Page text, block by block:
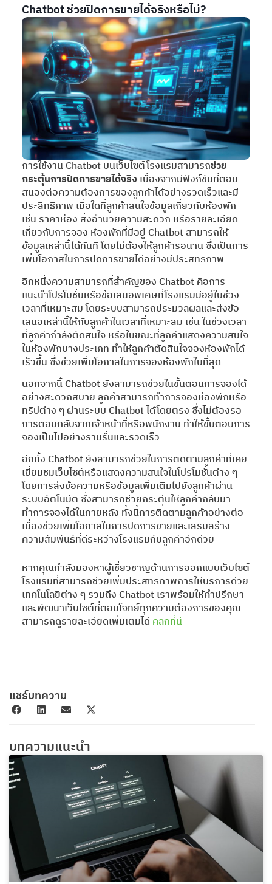
Chatbot ช่วยปิดการขายได้จริงหรือไม่?
การใช้งาน Chatbot บนเว็บไซต์โรงแรมสามารถช่วย
กระตุ้นการปิดการขายได้จริงเนื่องจากมีฟังก์ชันที่ตอบ
สนองต่อความต้องการของลูกค้าได้อย่างรวดเร็วและมี
ประสิทธิภาพ เมื่อใดที่ลูกค้าสนใจข้อมูลเกี่ยวกับห้องพัก
เช่น ราคาห้อง สิ่งอำนวยความสะดวก หรือรายละเอียด
เกี่ยวกับการจอง ห้องพักที่มีอยู่ Chatbot สามารถให้
ข้อมูลเหล่านี้ได้ทันที โดยไม่ต้องให้ลูกค้ารอนาน ซึ่งเป็นการ
เพิ่มโอกาสในการปิดการขายได้อย่างมีประสิทธิภาพ
อีกหนึ่งความสามารถที่สำคัญของ Chatbot คือการ
แนะนำโปรโมชั่นหรือข้อเสนอพิเศษที่โรงแรมมีอยู่ในช่วง
เวลาที่เหมาะสม โดยระบบสามารถประมวลผลและส่งข้อ
เสนอเหล่านี้ให้กับลูกค้าในเวลาที่เหมาะสม เช่น ในช่วงเวลา
ที่ลูกค้ากำลังตัดสินใจ หรือในขณะที่ลูกค้าแสดงความสนใจ
ในห้องพักบางประเภท ทำให้ลูกค้าตัดสินใจจองห้องพักได้
เร็วขึ้น ซึ่งช่วยเพิ่มโอกาสในการจองห้องพักในที่สุด
นอกจากนี้ Chatbot ยังสามารถช่วยในขั้นตอนการจองได้
อย่างสะดวกสบาย ลูกค้าสามารถทำการจองห้องพักหรือ
ทริปต่าง ๆ ผ่านระบบ Chatbot ได้โดยตรง ซึ่งไม่ต้องรอ
การตอบกลับจากเจ้าหน้าที่หรือพนักงาน ทำให้ขั้นตอนการ
จองเป็นไปอย่างราบรื่นและรวดเร็ว
อีกทั้ง Chatbot ยังสามารถช่วยในการติดตามลูกค้าที่เคย
เยี่ยมชมเว็บไซต์หรือแสดงความสนใจในโปรโมชั่นต่าง ๆ
โดยการส่งข้อความหรือข้อมูลเพิ่มเติมไปยังลูกค้าผ่าน
ระบบอัตโนมัติ ซึ่งสามารถช่วยกระตุ้นให้ลูกค้ากลับมา
ทำการจองได้ในภายหลัง ทั้งนี้การติดตามลูกค้าอย่างต่อ
เนื่องช่วยเพิ่มโอกาสในการปิดการขายและเสริมสร้าง
ความสัมพันธ์ที่ดีระหว่างโรงแรมกับลูกค้าอีกด้วย
หากคุณกำลังมองหาผู้เชี่ยวชาญด้านการออกแบบเว็บไซต์
โรงแรมที่สามารถช่วยเพิ่มประสิทธิภาพการให้บริการด้วย
เทคโนโลยีต่าง ๆ รวมถึง Chatbot เราพร้อมให้คำปรึกษา
และพัฒนาเว็บไซต์ที่ตอบโจทย์ทุกความต้องการของคุณ
สามารถดูรายละเอียดเพิ่มเติมได้คลิกที่นี
แชร์บทความ
บทความแนะนำ